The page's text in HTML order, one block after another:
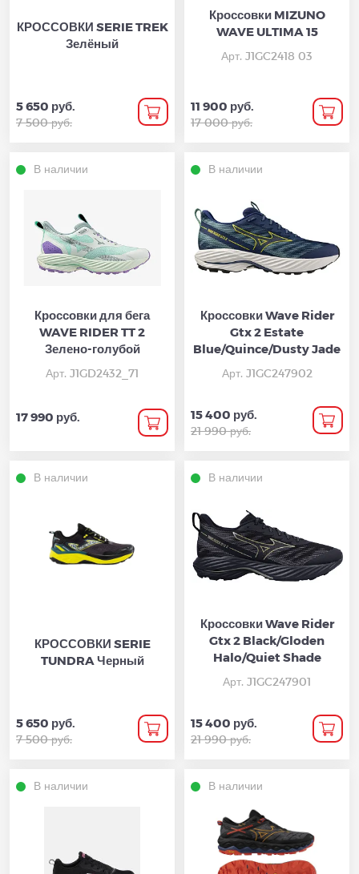
КРОССОВКИ SERIE TREK
Зелёный
5 650 руб.
7 500 руб.
Кроссовки MIZUNO
WAVE ULTIMA 15
Арт. J1GC2418 03
11 900 руб.
17 000 руб.
В наличии
Кроссовки для бега
WAVE RIDER TT 2
Зелено-голубой
Арт. J1GD2432_71
17 990 руб.
В наличии
Кроссовки Wave Rider
Gtx 2 Estate
Blue/Quince/Dusty Jade
Арт. J1GC247902
15 400 руб.
21 990 руб.
В наличии
КРОССОВКИ SERIE
TUNDRA Черный
5 650 руб.
7 500 руб.
В наличии
Кроссовки Wave Rider
Gtx 2 Black/Gloden
Halo/Quiet Shade
Арт. J1GC247901
15 400 руб.
21 990 руб.
В наличии В наличии